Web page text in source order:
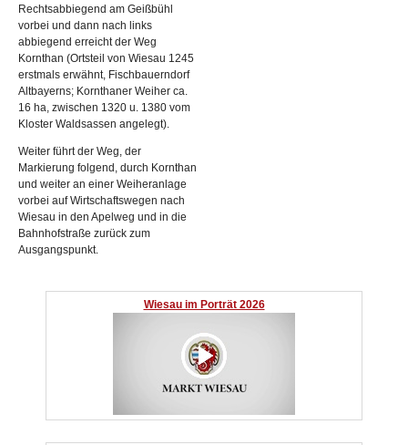
Rechtsabbiegend am Geißbühl
vorbei und dann nach links
abbiegend erreicht der Weg
Kornthan (Ortsteil von Wiesau 1245
erstmals erwähnt, Fischbauerndorf
Altbayerns; Kornthaner Weiher ca.
16 ha, zwischen 1320 u. 1380 vom
Kloster Waldsassen angelegt).
Weiter führt der Weg, der
Markierung folgend, durch Kornthan
und weiter an einer Weiheranlage
vorbei auf Wirtschaftswegen nach
Wiesau in den Apelweg und in die
Bahnhofstraße zurück zum
Ausgangspunkt.
Wiesau im Porträt 2026